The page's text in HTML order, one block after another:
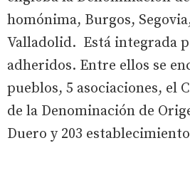
homónima, Burgos,
Valladolid. Está integrada
adheridos. Entre ellos se
pueblos, 5 asociaciones, el
de la Denominación de
Duero y 203